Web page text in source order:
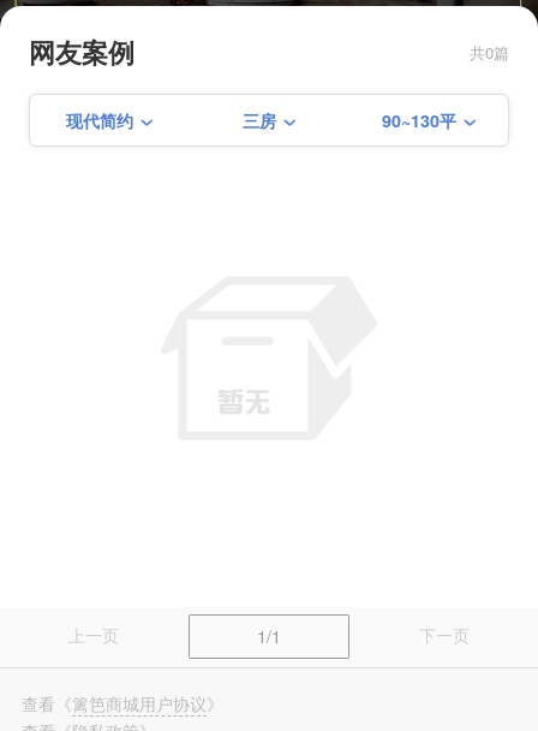
不满意可全额退款！！
网友案例 共0篇
现代简约 三房 90~130平
上一页 1/1 下一页
查看 《篱笆商城用户协议》